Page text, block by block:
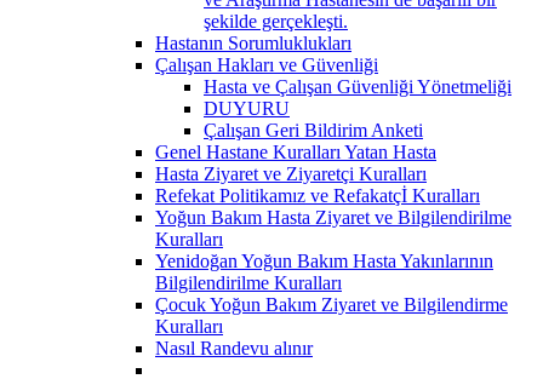
şekilde gerçekleşti.
Hastanın Sorumluklukları
Çalışan Hakları ve Güvenliği
Hasta ve Çalışan Güvenliği Yönetmeliği
DUYURU
Çalışan Geri Bildirim Anketi
Genel Hastane Kuralları Yatan Hasta
Hasta Ziyaret ve Ziyaretçi Kuralları
Refekat Politikamız ve Refakatçİ Kuralları
Yoğun Bakım Hasta Ziyaret ve Bilgilendirilme
Kuralları
Yenidoğan Yoğun Bakım Hasta Yakınlarının
Bilgilendirilme Kuralları
Çocuk Yoğun Bakım Ziyaret ve Bilgilendirme
Kuralları
Nasıl Randevu alınır